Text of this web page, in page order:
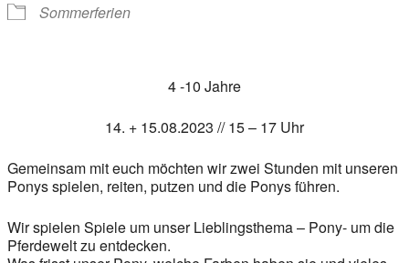
Sommerferien
4 -10 Jahre
14. + 15.08.2023 // 15 – 17 Uhr
Gemeinsam mit euch möchten wir zwei Stunden mit unseren
Ponys spielen, reiten, putzen und die Ponys führen.
Wir spielen Spiele um unser Lieblingsthema – Pony- um die
Pferdewelt zu entdecken.